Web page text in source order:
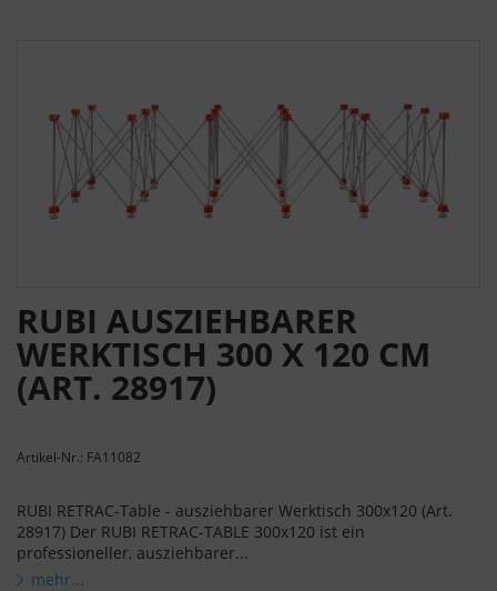
RUBI AUSZIEHBARER
WERKTISCH 300 X 120 CM
(ART. 28917)
Artikel-Nr.: FA11082
RUBI RETRAC-Table - ausziehbarer Werktisch 300x120 (Art.
28917) Der RUBI RETRAC-TABLE 300x120 ist ein
professioneller, ausziehbarer...
mehr...